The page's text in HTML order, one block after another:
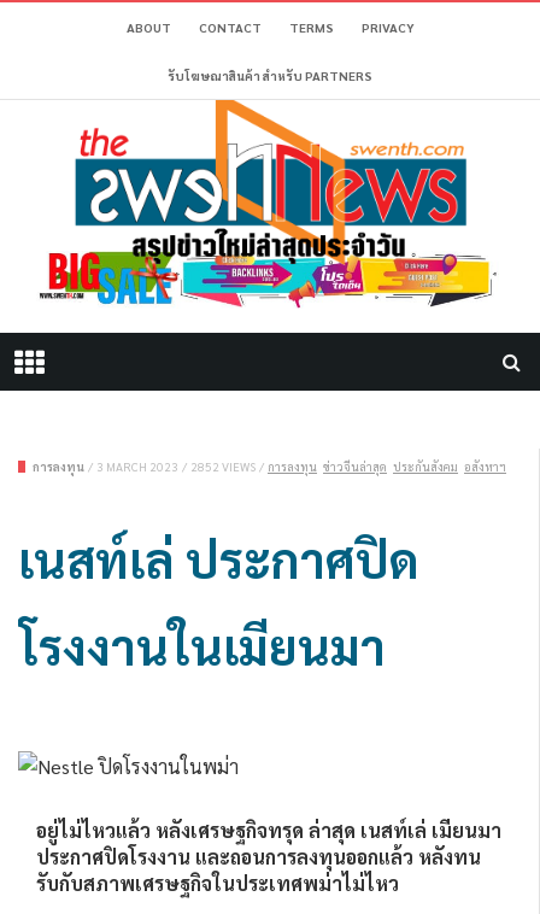
ABOUT CONTACT TERMS PRIVACY
รับโฆษณาสินค้า สำหรับ PARTNERS
การลงทุน / 3 MARCH 2023 / 2852 VIEWS / การลงทุน ข่าวจีนล่าสุด ประกันสังคม อสังหาฯ
เนสท์เล่ ประกาศปิด
โรงงานในเมียนมา
อยู่ไม่ไหวแล้ว หลังเศรษฐกิจทรุด ล่าสุด เนสท์เล่ เมียนมา
ประกาศปิดโรงงาน และถอนการลงทุนออกแล้ว หลังทน
รับกับสภาพเศรษฐกิจในประเทศพม่าไม่ไหว